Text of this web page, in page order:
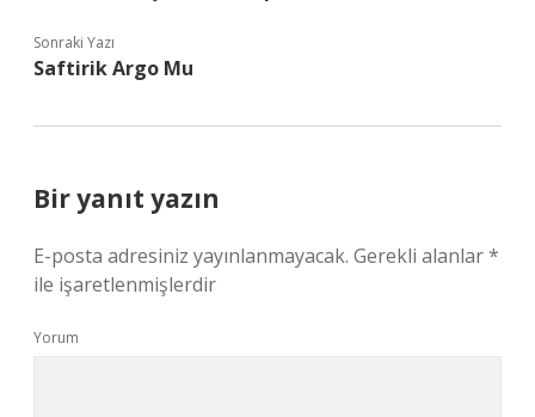
Sonraki Yazı
Saftirik Argo Mu
Bir yanıt yazın
E-posta adresiniz yayınlanmayacak. Gerekli alanlar*
ile işaretlenmişlerdir
Yorum